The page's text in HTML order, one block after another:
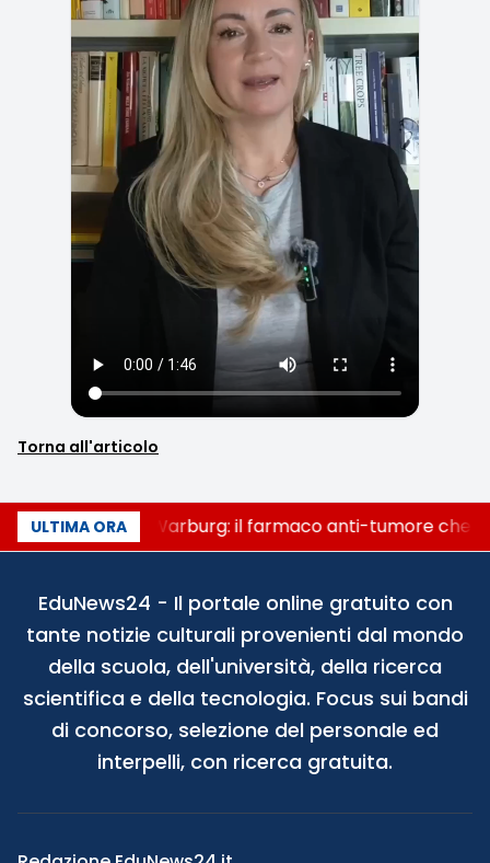
Torna all'articolo
ULTIMA ORA
Un secolo di Warburg: il farmaco anti-tumore che
EduNews24 - Il portale online gratuito con
tante notizie culturali provenienti dal mondo
della scuola, dell'università, della ricerca
scientifica e della tecnologia. Focus sui bandi
di concorso, selezione del personale ed
interpelli, con ricerca gratuita.